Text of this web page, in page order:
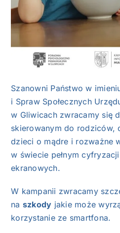
Szanowni Państwo w
i Spraw Społecznych
w Gliwicach zwracamy się
skierowanym do rodziców,
dzieci o mądre i rozważne
w świecie pełnym
ekranowych.
W kampanii zwracamy
na szkody jakie może
korzystanie ze smartfona.